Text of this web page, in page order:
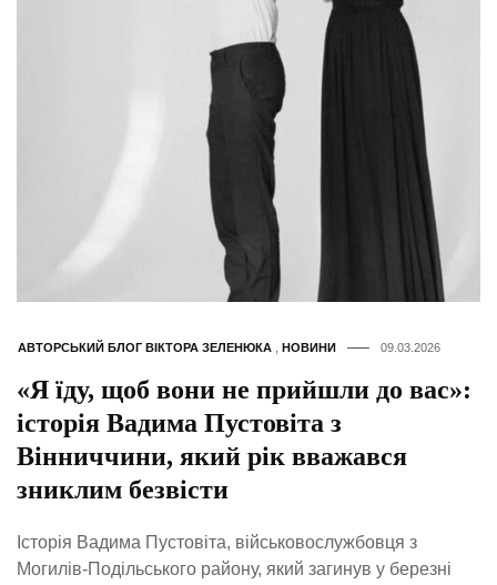
АВТОРСЬКИЙ БЛОГ ВІКТОРА ЗЕЛЕНЮКА НОВИНИ 09.03.2026
«Я їду, щоб вони не прийшли до вас»:
історія Вадима Пустовіта з
Вінниччини, який рік вважався
зниклим безвісти
Історія Вадима Пустовіта, військовослужбовця з
Могилів-Подільського району, який загинув у березні